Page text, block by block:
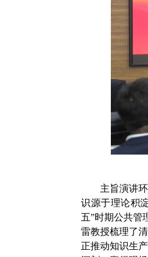
主旨演讲
识源于理论积
五”时期公共管
雷教授梳理了
正推动知识生